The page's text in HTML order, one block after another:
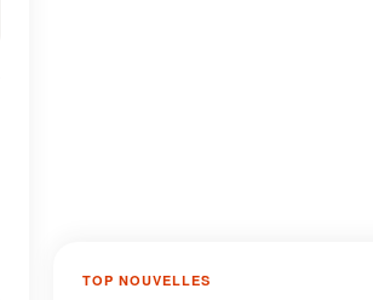
TOP NOUVELLES